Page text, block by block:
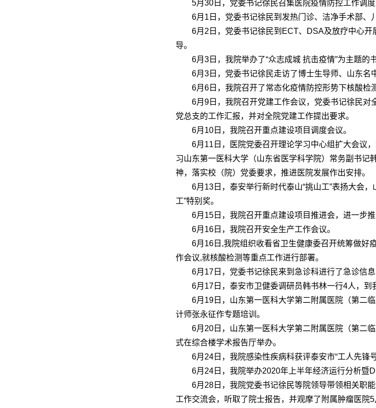
5月30日，党委书记徐民召集医院疫情防控工作调
6月1日，党委书记徐民到发热门诊、洁净手术部、
6月2日，党委书记徐民到ECT、DSA及放疗中心
导。
6月3日，我院举办了“众志成城 抗击疫情”为主题的
6月3日，党委书记徐民走访了博士生导师、山东名
6月6日，我院召开了常态化疫情防控形势下核酸检
6月9日，我院召开党建工作会议，党委书记徐民
党总支的工作汇报，并对全院党建工作提出要求。
6月10日，我院召开重点建设项目调度会议。
6月11日，医院党委召开理论学习中心组扩大会议
习山东第一医科大学（山东省医学科学院）常务副书记
神，落实校（院）党委要求，推进医院发展作出安排。
6月13日，泰安举行新时代泰山“挑山工”表扬大会
工”特别奖。
6月15日，我院召开重点建设项目推进会，进一步
6月16日，我院召开安全生产工作会议。
6月16日,我院组织收看省卫生健康委召开统筹做好
作会议,就核酸检测等重点工作进行部署。
6月17日，党委书记徐民来到急诊科进行了急诊信息
6月17日，泰安市卫健委调研员韩书林一行4人，到
6月19日，山东第一医科大学第二附属医院 （第二
计师张永征作专题培训。
6月20日，山东第一医科大学第二附属医院 （第二
式在综合楼学术报告厅举办。
6月24日，我院感染性疾病科获评泰安市“工人先锋号
6月24日，我院举办2020年上半年经济运行分析暨
6月28日，我院党委书记徐民等院领导带领相关职
工作交流会，听取了院士报告，并观摩了附属肿瘤医院5